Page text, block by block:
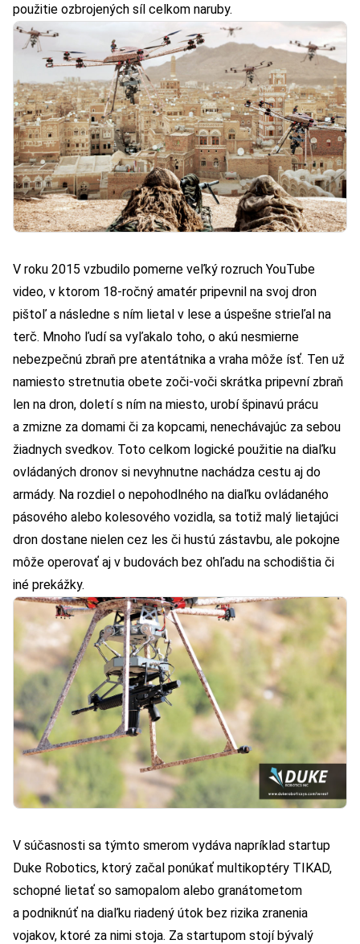
použitie ozbrojených síl celkom naruby.
V roku 2015 vzbudilo pomerne veľký rozruch YouTube
video, v ktorom 18-ročný amatér pripevnil na svoj dron
pištoľ a následne s ním lietal v lese a úspešne strieľal na
terč. Mnoho ľudí sa vyľakalo toho, o akú nesmierne
nebezpečnú zbraň pre atentátnika a vraha môže ísť. Ten už
namiesto stretnutia obete zoči-voči skrátka pripevní zbraň
len na dron, doletí s ním na miesto, urobí špinavú prácu
a zmizne za domami či za kopcami, nenechávajúc za sebou
žiadnych svedkov. Toto celkom logické použitie na diaľku
ovládaných dronov si nevyhnutne nachádza cestu aj do
armády. Na rozdiel o nepohodlného na diaľku ovládaného
pásového alebo kolesového vozidla, sa totiž malý lietajúci
dron dostane nielen cez les či hustú zástavbu, ale pokojne
môže operovať aj v budovách bez ohľadu na schodištia či
iné prekážky.
V súčasnosti sa týmto smerom vydáva napríklad startup
Duke Robotics, ktorý začal ponúkať multikoptéry TIKAD,
schopné lietať so samopalom alebo granátometom
a podniknúť na diaľku riadený útok bez rizika zranenia
vojakov, ktoré za nimi stoja. Za startupom stojí bývalý